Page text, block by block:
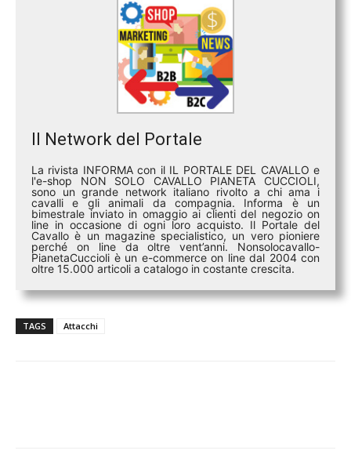
Il Network del Portale
La rivista INFORMA con il IL PORTALE DEL CAVALLO e
l'e-shop NON SOLO CAVALLO PIANETA CUCCIOLI,
sono un grande network italiano rivolto a chi ama i
cavalli e gli animali da compagnia. Informa è un
bimestrale inviato in omaggio ai clienti del negozio on
line in occasione di ogni loro acquisto. Il Portale del
Cavallo è un magazine specialistico, un vero pioniere
perché on line da oltre vent’anni. Nonsolocavallo-
PianetaCuccioli è un e-commerce on line dal 2004 con
oltre 15.000 articoli a catalogo in costante crescita.
TAGS Attacchi